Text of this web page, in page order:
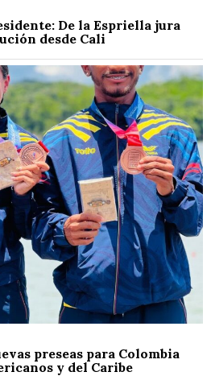
De la Espriella jura
desde Cali
preseas para Colombia
y del Caribe